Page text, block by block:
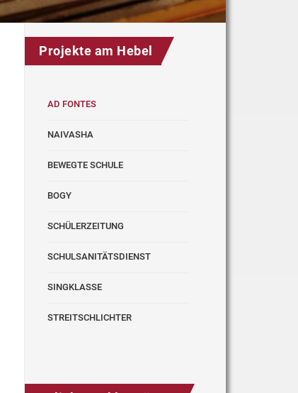
Projekte am Hebel
AD FONTES
NAIVASHA
BEWEGTE SCHULE
BOGY
SCHÜLERZEITUNG
SCHULSANITÄTSDIENST
SINGKLASSE
STREITSCHLICHTER